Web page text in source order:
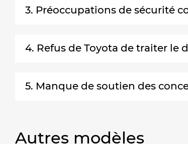
3. Préoccupations de sécurité
4. Refus de Toyota de traiter le
5. Manque de soutien des
Autres modèles